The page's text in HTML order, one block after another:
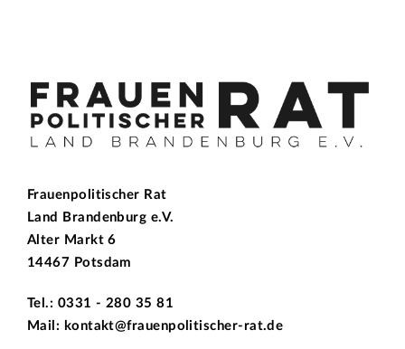
Frauenpolitischer Rat
Land Brandenburg e.V.
Alter Markt 6
14467 Potsdam
Tel.: 0331 - 280 35 81
Mail: kontakt@frauenpolitischer-rat.de